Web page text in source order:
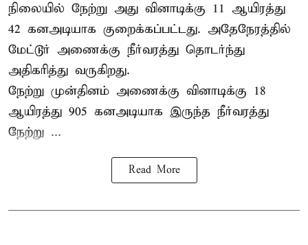
நிலையில் நேற்று அது வினாடிக்கு 11 ஆயிரத்து
42 கனஅடியாக குறைக்கப்பட்டது. அதேநேரத்தில்
மேட்டூர் அணைக்கு நீர்வரத்து தொடர்ந்து
அதிகரித்து வருகிறது.
நேற்று முன்தினம் அணைக்கு வினாடிக்கு 18
ஆயிரத்து 905 கனஅடியாக இருந்த நீர்வரத்து
நேற்று ...
Read More